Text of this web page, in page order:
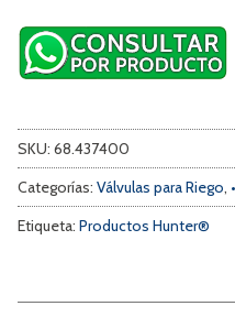
SKU: 68.437400
Categorías: Válvulas para Riego,
Etiqueta: Productos Hunter®